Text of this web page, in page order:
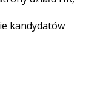
kandydatów